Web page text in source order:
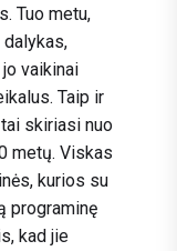
Tuo metu,
vaikinai
Taip ir
skiriasi nuo
metų. Viskas
kurios su
programinę
kad jie